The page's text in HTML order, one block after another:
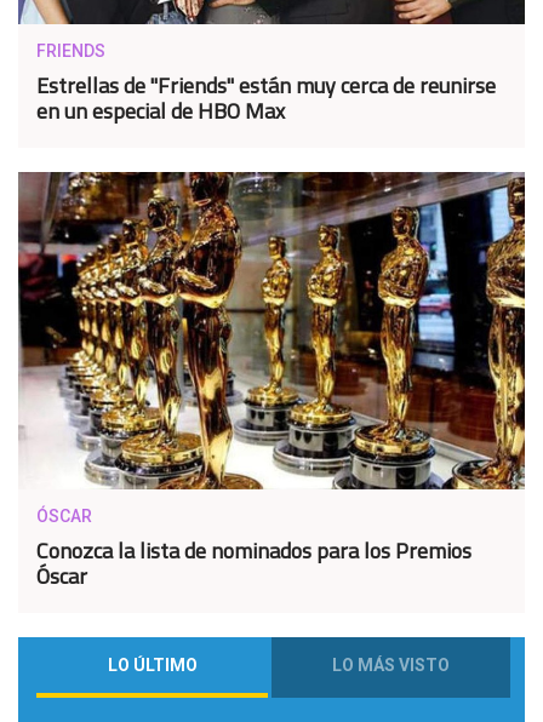
FRIENDS
Estrellas de "Friends" están muy cerca de reunirse
en un especial de HBO Max
ÓSCAR
Conozca la lista de nominados para los Premios
Óscar
LO ÚLTIMO LO MÁS VISTO